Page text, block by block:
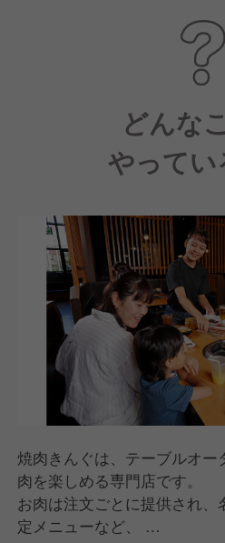
どんな
やって
焼肉きんぐは、テーブルオ
肉を楽しめる専門店です。
お肉は注文ごとに提供され、
定メニューなど、